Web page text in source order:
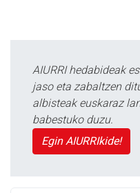
AIURRI hedabideak
jaso eta zabaltzen
albisteak euskaraz
babestuko duzu.
Egin AIURRIkide!